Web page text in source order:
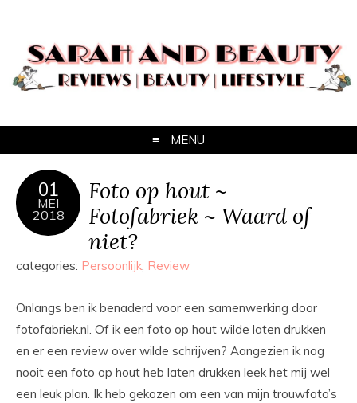
MENU
01
MEI
2018
Foto op hout ~
Fotofabriek ~ Waard of
niet?
categories: Persoonlijk, Review
Onlangs ben ik benaderd voor een samenwerking door
fotofabriek.nl. Of ik een foto op hout wilde laten drukken
en er een review over wilde schrijven? Aangezien ik nog
nooit een foto op hout heb laten drukken leek het mij wel
een leuk plan. Ik heb gekozen om een van mijn trouwfoto’s